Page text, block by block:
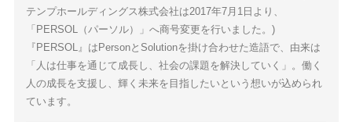
テンプホールディングス株式会社は2017年7月1日より、
「PERSOL（パーソル）」へ商号変更を行いました。)
『PERSOL』はPersonとSolutionを掛け合わせた造語で、由来は
「人は仕事を通じて成長し、社会の課題を解決していく」。働く
人の成長を支援し、輝く未来を目指したいという想いが込められ
ています。